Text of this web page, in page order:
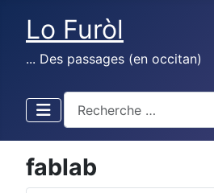
Lo Furòl
... Des passages (en occitan)
fablab